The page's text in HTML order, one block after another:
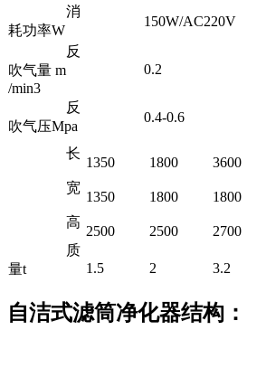
消
耗功率W
150W/AC220V
反
吹气量 m
/min3
0.2
反
吹气压Mpa
0.4-0.6
长
1350 1800 3600
宽
1350 1800 1800
高
2500 2500 2700
质
量t
1.5 2 3.2
自洁式滤筒净化器结构：